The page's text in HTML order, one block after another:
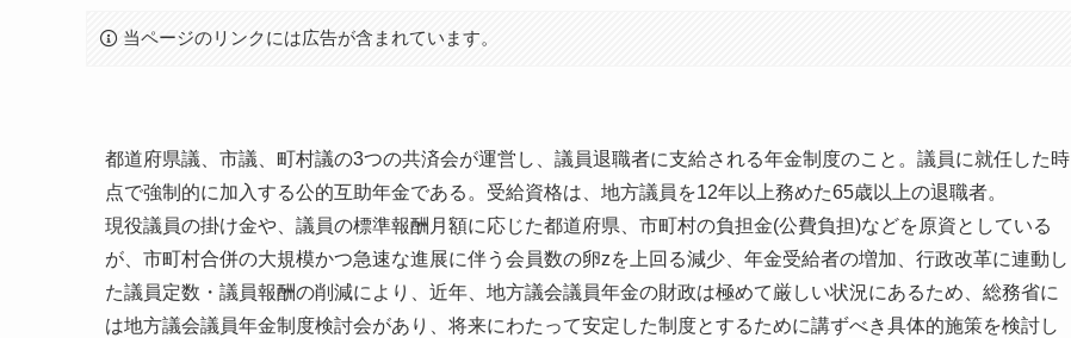
当ページのリンクには広告が含まれています。
都道府県議、市議、町村議の3つの共済会が運営し、議員退職者に支給される年金制度のこと。議員に就任した時
点で強制的に加入する公的互助年金である。受給資格は、地方議員を12年以上務めた65歳以上の退職者。
現役議員の掛け金や、議員の標準報酬月額に応じた都道府県、市町村の負担金(公費負担)などを原資としている
が、市町村合併の大規模かつ急速な進展に伴う会員数の卵zを上回る減少、年金受給者の増加、行政改革に連動し
た議員定数・議員報酬の削減により、近年、地方議会議員年金の財政は極めて厳しい状況にあるため、総務省に
は地方議会議員年金制度検討会があり、将来にわたって安定した制度とするために講ずべき具体的施策を検討し